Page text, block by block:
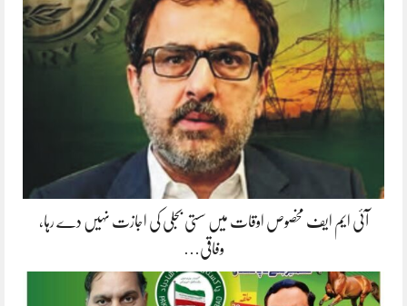
آئی ایم ایف مخصوص اوقات میں سستی بجلی کی اجازت نہیں دے رہا،
وفاقی…